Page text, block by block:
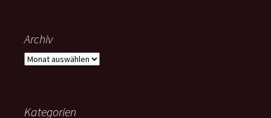
Archiv
Archiv
Kategorien